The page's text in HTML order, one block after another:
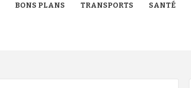
BONS PLANS TRANSPORTS SANTÉ